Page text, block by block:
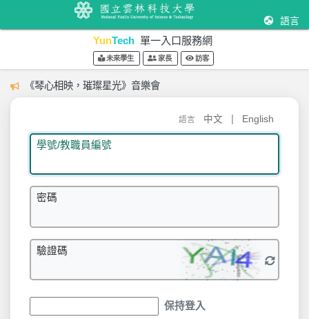
語言
YunTech 單一入口服務網
未來學生 家長 訪客
《琴心相映，璀璨星光》音樂會
語言 中文 English
學號/教職員編號
密碼
驗證碼
保持登入